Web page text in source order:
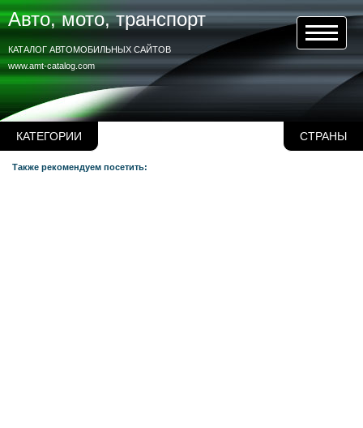
КАТЕГОРИИ СТРАНЫ
Авто, мото, транспорт
www.amt-catalog.com
КАТАЛОГ АВТОМОБИЛЬНЫХ САЙТОВ
Также рекомендуем посетить: